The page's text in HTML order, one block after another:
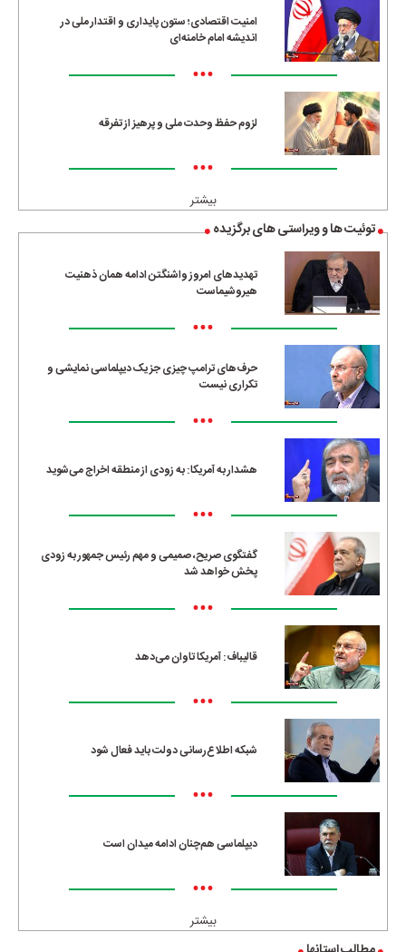
امنیت اقتصادی؛ ستون پایداری و اقتدار ملی در
اندیشه امام خامنه‌ای
•••
لزوم حفظ وحدت ملی و پرهیز از تفرقه
•••
بیشتر
توئیت ها و ویراستی های برگزیده
تهدیدهای امروز واشنگتن ادامه همان ذهنیت
هیروشیماست
•••
حرف‌های ترامپ چیزی جز یک دیپلماسی نمایشی و
تکراری نیست
•••
هشدار به آمریکا: به زودی از منطقه اخراج می‌شوید
•••
گفتگوی صریح، صمیمی و مهم رئیس جمهور به زودی
پخش خواهد شد
•••
قالیباف: آمریکا تاوان می‌دهد
•••
شبکه اطلاع‌رسانی دولت باید فعال شود
•••
دیپلماسی هم‌چنان ادامه میدان است
•••
بیشتر